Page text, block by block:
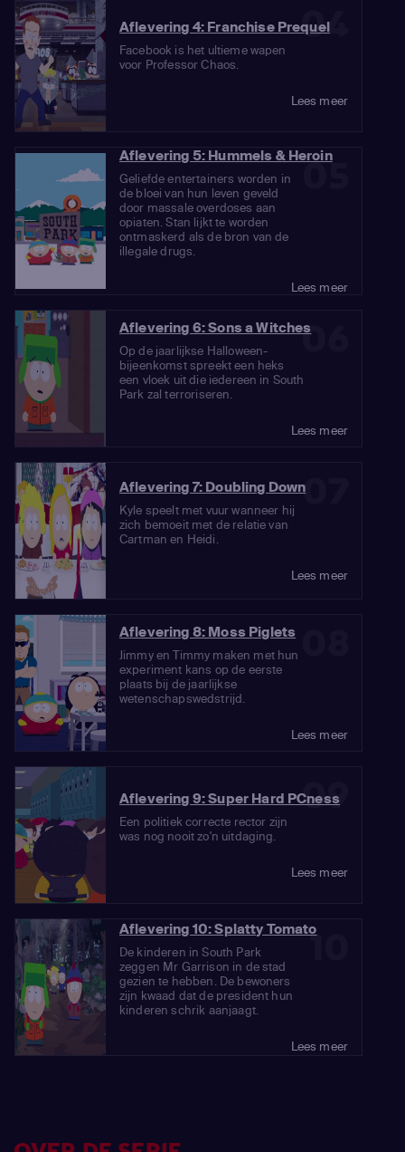
04
Aflevering 4: Franchise Prequel
Facebook is het ultieme wapen
voor Professor Chaos.
Lees meer
05
Aflevering 5: Hummels & Heroin
Geliefde entertainers worden in
de bloei van hun leven geveld
door massale overdoses aan
opiaten. Stan lijkt te worden
ontmaskerd als de bron van de
illegale drugs.
Lees meer
06
Aflevering 6: Sons a Witches
Op de jaarlijkse Halloween-
bijeenkomst spreekt een heks
een vloek uit die iedereen in South
Park zal terroriseren.
Lees meer
07
Aflevering 7: Doubling Down
Kyle speelt met vuur wanneer hij
zich bemoeit met de relatie van
Cartman en Heidi.
Lees meer
Aflevering 8: Moss Piglets
Jimmy en Timmy maken met hun
experiment kans op de eerste
plaats bij de jaarlijkse
wetenschapswedstrijd.
Lees meer
09
Aflevering 9: Super Hard PCness
Een politiek correcte rector zijn
was nog nooit zo'n uitdaging.
Lees meer
10
Aflevering 10: Splatty Tomato
De kinderen in South Park
zeggen Mr Garrison in de stad
gezien te hebben. De bewoners
zijn kwaad dat de president hun
kinderen schrik aanjaagt.
Lees meer